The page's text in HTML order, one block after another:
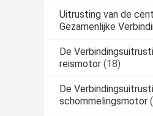
Uitrusting van de
Gezamenlijke
De
reismotor (18)
De
schommelingsmotor